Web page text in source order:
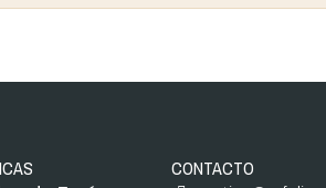
CONTACTO